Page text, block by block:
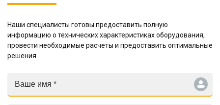
Наши специалисты готовы предоставить полную
информацию о технических характеристиках оборудования,
провести необходимые расчеты и предоставить оптимальные
решения.